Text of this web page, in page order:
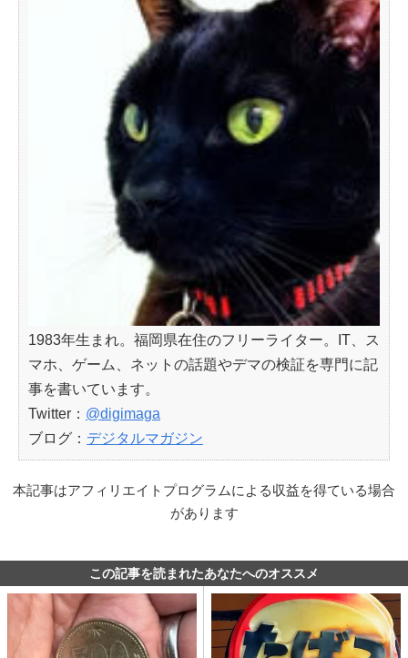
1983年生まれ。福岡県在住のフリーライター。IT、ス
マホ、ゲーム、ネットの話題やデマの検証を専門に記
事を書いています。
Twitter： @digimaga
ブログ： デジタルマガジン
本記事はアフィリエイトプログラムによる収益を得ている場合
があります
この記事を読まれたあなたへのオススメ